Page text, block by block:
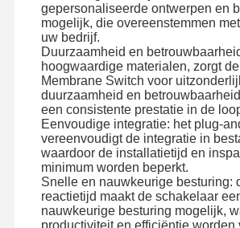
De Schakelaar van het
Membraancomité Schakelaar
Grafische overlappingen
PET circuits
Lichtgidsfilm
Montage van metalen koepels
gepersonaliseerde ontwerpen en
mogelijk, die overeenstemmen
uw bedrijf.
Duurzaamheid en
hoogwaardige materialen, zorgt
Membrane Switch voor
duurzaamheid en
een consistente prestatie in de
Eenvoudige integratie: het plug-
vereenvoudigt de integratie in
waardoor de installatietijd en
minimum worden beperkt.
Snelle en nauwkeurige besturing:
reactietijd maakt de schakelaar
nauwkeurige besturing mogelijk,
productiviteit en efficiëntie worden